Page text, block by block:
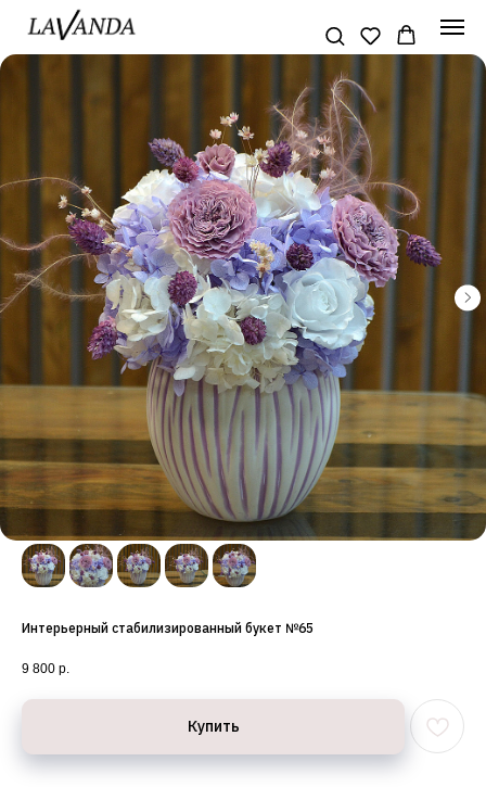
Интерьерный стабилизированный букет №65
9 800 р.
Купить